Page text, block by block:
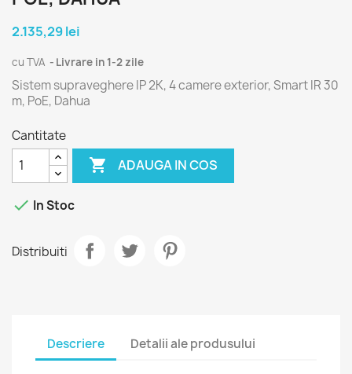
2.135,29 lei
cu TVA Livrare in 1-2 zile
Sistem supraveghere IP 2K, 4 camere exterior, Smart IR 30
m, PoE, Dahua
Cantitate
 ADAUGA IN COS
 In Stoc
Distribuiti
Descriere Detalii ale produsului